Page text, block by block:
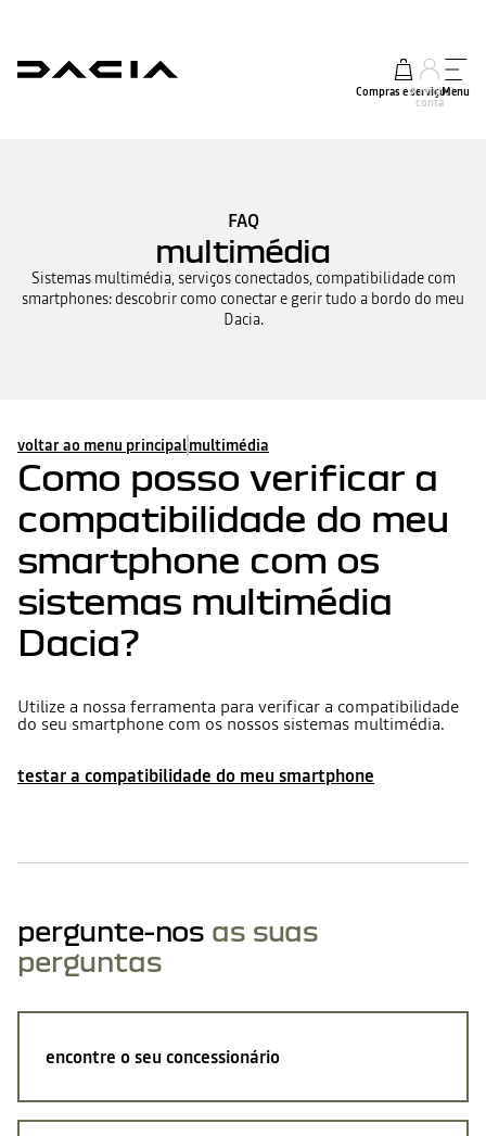
Compras e serviços
A minha
conta
Menu
FAQ
multimédia
Sistemas multimédia, serviços conectados, compatibilidade com
smartphones: descobrir como conectar e gerir tudo a bordo do meu
Dacia.
voltar ao menu principalmultimédia
Como posso verificar a
compatibilidade do meu
smartphone com os
sistemas multimédia
Dacia?
Utilize a nossa ferramenta para verificar a compatibilidade
do seu smartphone com os nossos sistemas multimédia.
testar a compatibilidade do meu smartphone
pergunte-nos as suas
perguntas
encontre o seu concessionário